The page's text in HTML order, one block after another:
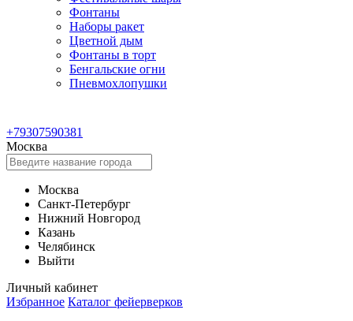
Фонтаны
Наборы ракет
Цветной дым
Фонтаны в торт
Бенгальские огни
Пневмохлопушки
+79307590381
Москва
Москва
Санкт-Петербург
Нижний Новгород
Казань
Челябинск
Выйти
Личный кабинет
Избранное Каталог фейерверков